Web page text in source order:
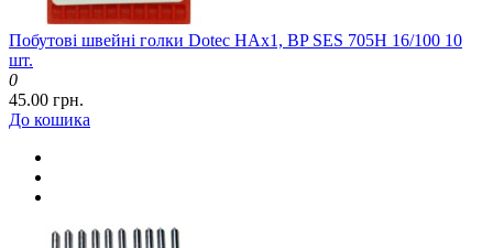
Побутові швейні голки Dotec HAx1, BP SES 705H 16/100 10
шт.
0
45.00 грн.
До кошика